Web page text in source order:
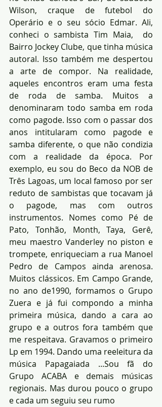
Wilson, craque de futebol do
Operário e o seu sócio Edmar. Ali,
conheci o sambista Tim Maia,  do
Bairro Jockey Clube, que tinha música
autoral. Isso também me despertou
a arte de compor. Na realidade,
aqueles encontros eram uma festa
de roda de samba. Muitos a
denominaram todo samba em roda
como pagode. Isso com o passar dos
anos intitularam como pagode e
samba diferente, o que não condizia
com a realidade da época. Por
exemplo, eu sou do Beco da NOB de
Três Lagoas, um local famoso por ser
reduto de sambistas que tocavam já
o pagode, mas com outros
instrumentos. Nomes como Pé de
Pato, Tonhão, Month, Taya, Gerê,
meu maestro Vanderley no piston e
trompete, enriqueciam a rua Manoel
Pedro de Campos ainda arenosa.
Muitos clássicos. Em Campo Grande,
no ano de1990, formamos o Grupo
Zuera e já fui compondo a minha
primeira música, dando a cara ao
grupo e a outros fora também que
me respeitava. Gravamos o primeiro
Lp em 1994. Dando uma reeleitura da
música Papagaiada ...Sou fã do
Grupo ACABA e demais músicas
regionais. Mas durou pouco o grupo
e cada um seguiu seu rumo